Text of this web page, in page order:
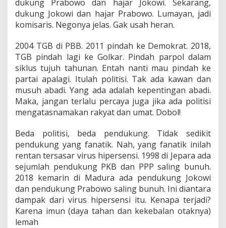
dukung Prabowo dan hajar Jokowi. Sekarang,
dukung Jokowi dan hajar Prabowo. Lumayan, jadi
komisaris. Negonya jelas. Gak usah heran.
2004 TGB di PBB. 2011 pindah ke Demokrat. 2018,
TGB pindah lagi ke Golkar. Pindah parpol dalam
siklus tujuh tahunan. Entah nanti mau pindah ke
partai apalagi. Itulah politisi. Tak ada kawan dan
musuh abadi. Yang ada adalah kepentingan abadi.
Maka, jangan terlalu percaya juga jika ada politisi
mengatasnamakan rakyat dan umat. Dobol!
Beda politisi, beda pendukung. Tidak sedikit
pendukung yang fanatik. Nah, yang fanatik inilah
rentan tersasar virus hipersensi. 1998 di Jepara ada
sejumlah pendukung PKB dan PPP saling bunuh.
2018 kemarin di Madura ada pendukung Jokowi
dan pendukung Prabowo saling bunuh. Ini diantara
dampak dari virus hipersensi itu. Kenapa terjadi?
Karena imun (daya tahan dan kekebalan otaknya)
lemah